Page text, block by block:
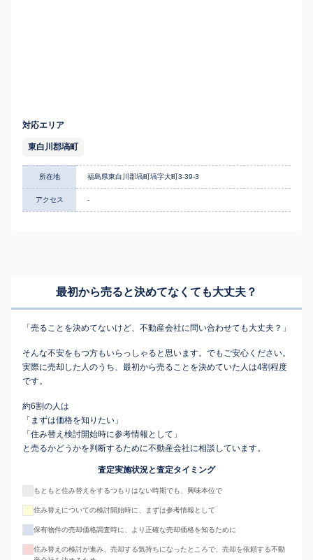
対応エリア
東白川郡塙町
所在地 福島県東白川郡塙町塙字大町3-39-3
アクセス -
最初から売ると決めてなくても大丈夫？
「売ることを決めてないけど、不動産会社に問い合わせても大丈夫？」
そんな不安をもつ方もいらっしゃると思います。でもご安心ください。
実際に売却した人のうち、最初から売ることを決めていた人は4割程度
です。
約6割の人は
「まずは価格を知りたい」
「住み替え検討開始時に参考情報として」
と売るかどうかを判断するために不動産会社に相談しています。
査定実施状況と査定タイミング
もともと住み替えをするつもりはない時期でも、興味本位で
住み替えについての検討開始時に、まずは参考情報として
保有物件の売却価格調査時に、より正確な売却価格を知るために
住み替えの検討が進み、売却する気持ちになったところで、売却を依頼する不動